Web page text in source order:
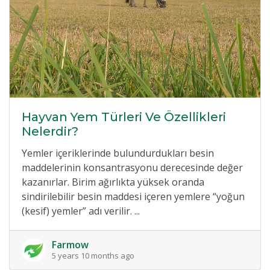
Hayvan Yem Türleri Ve Özellikleri
Nelerdir?
Yemler içeriklerinde bulundurdukları besin
maddelerinin konsantrasyonu derecesinde değer
kazanırlar. Birim ağırlıkta yüksek oranda
sindirilebilir besin maddesi içeren yemlere “yoğun
(kesif) yemler” adı verilir. ...
Farmow
5 years 10 months ago